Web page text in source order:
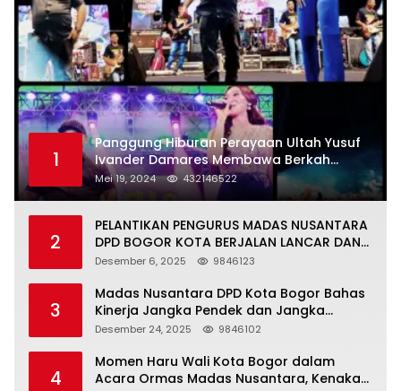
1
Panggung Hiburan Perayaan Ultah Yusuf
Ivander Damares Membawa Berkah
Warga Kejapanan
Mei 19, 2024 432146522
2
PELANTIKAN PENGURUS MADAS NUSANTARA
DPD BOGOR KOTA BERJALAN LANCAR DAN
KHIDMAT
Desember 6, 2025 9846123
3
Madas Nusantara DPD Kota Bogor Bahas
Kinerja Jangka Pendek dan Jangka
Panjang
Desember 24, 2025 9846102
4
Momen Haru Wali Kota Bogor dalam
Acara Ormas Madas Nusantara, Kenakan